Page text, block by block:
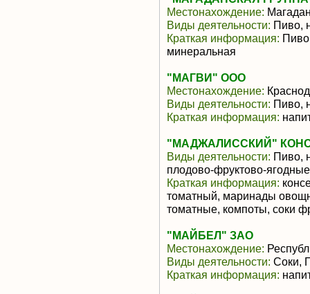
Местонахождение:
Виды деятельности: Пиво,
Краткая информация:
минеральная
"МАГВИ" ООО
Местонахождение:
Виды деятельности: Пиво,
Краткая информация:
"МАДЖАЛИССКИЙ"
Виды деятельности: Пиво,
плодово-фруктово-
Краткая информация:
томатный, маринады
томатные, компоты, соки
"МАЙБЕЛ" ЗАО
Местонахождение:
Виды деятельности: Соки,
Краткая информация: